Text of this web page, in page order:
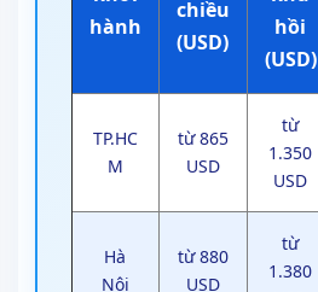
hành
chiều
(USD)
hồi
(USD)
TP.HC
M
từ 865
USD
từ
1.350
USD
Hà
Nội
từ 880
USD
từ
1.380